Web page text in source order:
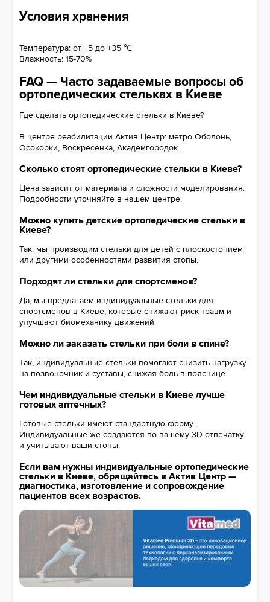
Условия хранения
Температура: от +5 до +35 ℃
Влажность: 15-70%
FAQ — Часто задаваемые вопросы об
ортопедических стельках в Киеве
Где сделать ортопедические стельки в Киеве?
В центре реабилитации Актив Центр: метро Оболонь,
Осокорки, Воскресенка, Академгородок.
Сколько стоят ортопедические стельки в Киеве?
Цена зависит от материала и сложности моделирования.
Подробности уточняйте в нашем центре.
Можно купить детские ортопедические стельки в
Киеве?
Так, мы производим стельки для детей с плоскостопием
или другими особенностями развития стопы.
Подходят ли стельки для спортсменов?
Да, мы предлагаем индивидуальные стельки для
спортсменов в Киеве, которые снижают риск травм и
улучшают биомеханику движений.
Можно ли заказать стельки при боли в спине?
Так, индивидуальные стельки помогают снизить нагрузку
на позвоночник и суставы, снижая боль в пояснице.
Чем индивидуальные стельки в Киеве лучше
готовых аптечных?
Готовые стельки имеют стандартную форму.
Индивидуальные же создаются по вашему 3D-отпечатку
и учитывают ваши стопы.
Если вам нужны индивидуальные ортопедические
стельки в Киеве, обращайтесь в Актив Центр —
диагностика, изготовление и сопровождение
пациентов всех возрастов.